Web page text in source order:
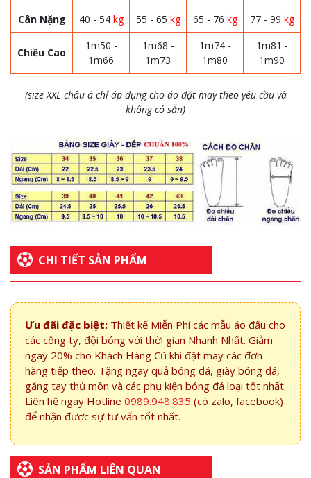
Cân Nặng 40 - 54 kg 55 - 65 kg 65 - 76 kg 77 - 99 kg
Chiều Cao
1m50 -
1m66
1m68 -
1m73
1m74 -
1m80
1m81 -
1m90
(size XXL châu á chỉ áp dụng cho áo đặt may theo yêu cầu và
không có sẵn)
CHI TIẾT SẢN PHẨM
Ưu đãi đặc biệt: Thiết kế Miễn Phí các mẫu áo đấu cho
các công ty, đội bóng với thời gian Nhanh Nhất. Giảm
ngay 20% cho Khách Hàng Cũ khi đặt may các đơn
hàng tiếp theo. Tặng ngay quả bóng đá, giày bóng đá,
găng tay thủ môn và các phụ kiện bóng đá loại tốt nhất.
Liên hệ ngay Hotline 0989.948.835 (có zalo, facebook)
để nhận được sự tư vấn tốt nhất.
SẢN PHẨM LIÊN QUAN